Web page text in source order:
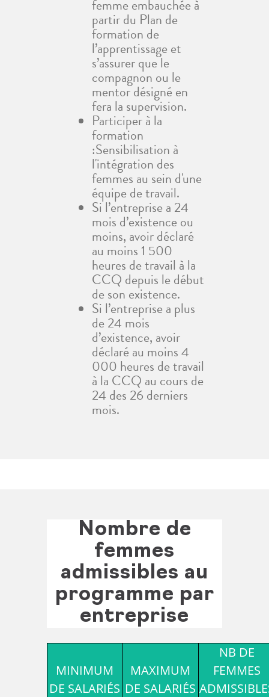
femme embauchée à
partir du Plan de
formation de
l’apprentissage et
s’assurer que le
compagnon ou le
mentor désigné en
fera la supervision.
Participer à la
formation
:Sensibilisation à
l'intégration des
femmes au sein d'une
équipe de travail.
Si l’entreprise a 24
mois d’existence ou
moins, avoir déclaré
au moins 1 500
heures de travail à la
CCQ depuis le début
de son existence.
Si l’entreprise a plus
de 24 mois
d’existence, avoir
déclaré au moins 4
000 heures de travail
à la CCQ au cours de
24 des 26 derniers
mois.
Nombre de
femmes
admissibles au
programme par
entreprise
MINIMUM
DE SALARIÉS
MAXIMUM
DE SALARIÉS
NB DE
FEMMES